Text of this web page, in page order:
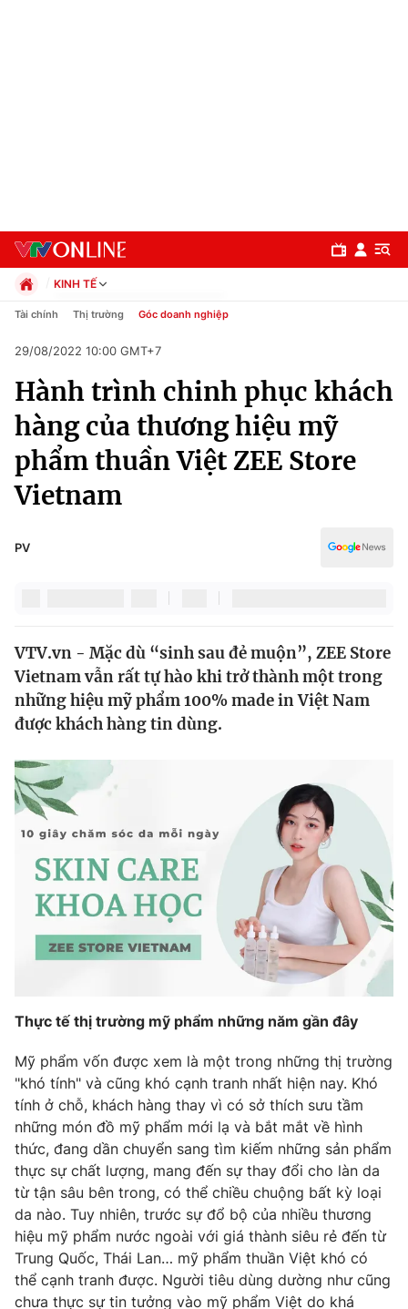
Chuyên mục
Chính trị
Xã hội
Tin tức
Thế giới đó đây
Câu chuyện quốc tế
Kinh tế
Tài chính
Góc doanh nghiệp
Dữ liệu và đời sống
Truyền hình
Phim VTV
Hậu trường
Nhân vật
Khán giả
Giải trí
Điện ảnh
Âm nhạc
Đời sống
Làm đẹp
Giáo dục
Học trực tuyến
Hitech Công nghệ tương lai
Sản phẩm
Thị trường
Tư vấn
Lịch phát sóng
Chuyên mục khác
Emagazine Podcast
Photo Infographic
KINH TẾ
Chính trị
Pháp luật
Kinh tế
Thể thao
Truyền hình
Văn hóa - Giải trí
Đời sống
Tài chính Thị trường Góc doanh nghiệp
29/08/2022 10:00 GMT+7
Hành trình chinh phục khách
hàng của thương hiệu mỹ
phẩm thuần Việt ZEE Store
Vietnam
PV
VTV.vn - Mặc dù “sinh sau đẻ muộn”, ZEE Store
Vietnam vẫn rất tự hào khi trở thành một trong
những hiệu mỹ phẩm 100% made in Việt Nam
được khách hàng tin dùng.
Thực tế thị trường mỹ phẩm những năm gần đây
Mỹ phẩm vốn được xem là một trong những thị trường
"khó tính" và cũng khó cạnh tranh nhất hiện nay. Khó
tính ở chỗ, khách hàng thay vì có sở thích sưu tầm
những món đồ mỹ phẩm mới lạ và bắt mắt về hình
thức, đang dần chuyển sang tìm kiếm những sản phẩm
thực sự chất lượng, mang đến sự thay đổi cho làn da
từ tận sâu bên trong, có thể chiều chuộng bất kỳ loại
da nào. Tuy nhiên, trước sự đổ bộ của nhiều thương
hiệu mỹ phẩm nước ngoài với giá thành siêu rẻ đến từ
Trung Quốc, Thái Lan… mỹ phẩm thuần Việt khó có
thể cạnh tranh được. Người tiêu dùng dường như cũng
chưa thực sự tin tưởng vào mỹ phẩm Việt do khá